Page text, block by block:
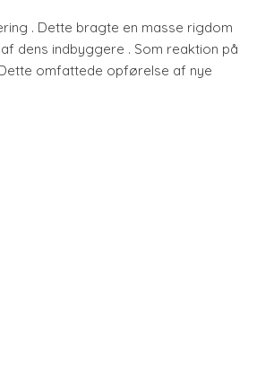
. Dette bragte en masse rigdom
dens indbyggere . Som reaktion på
omfattede opførelse af nye